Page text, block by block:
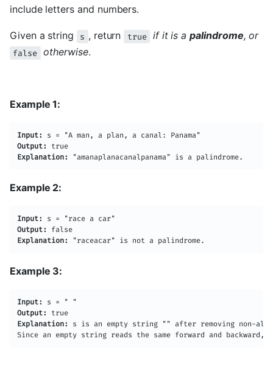
include letters and numbers.
Given a string s , return true if it is apalindrome, or
false otherwise.
Example 1:
Input:
Output:
Explanation:
Example 2:
Input:
Output:
Explanation:
Example 3:
Input:
Output:
Explanation:
s is an empty string "" after removing non-